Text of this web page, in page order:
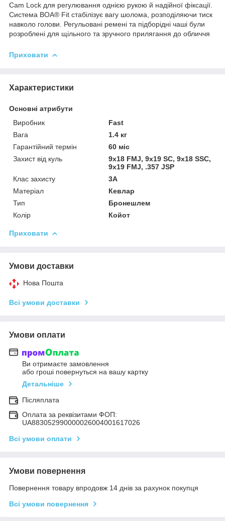
Cam Lock для регулювання однією рукою й надійної фіксації.
Система BOA® Fit стабілізує вагу шолома, розподіляючи тиск
навколо голови. Регульовані ремені та підборідні чаші були
розроблені для щільного та зручного прилягання до обличчя
Приховати
Характеристики
Основні атрибути
Виробник
Fast
Вага
1.4 кг
Гарантійний термін
60 міс
Захист від куль
9х18 FMJ, 9х19 SC, 9х18 SSC,
9х19 FMJ, .357 JSP
Клас захисту
3А
Матеріал
Кевлар
Тип
Бронешлем
Колір
Койот
Приховати
Умови доставки
Нова Пошта
Всі умови доставки
Умови оплати
Ви отримаєте замовлення
або гроші повернуться на вашу картку
Детальніше
Післяплата
Оплата за реквізитами ФОП:
UA883052990000026004001617026
Всі умови оплати
Умови повернення
Повернення товару впродовж 14 днів за рахунок покупця
Всі умови повернення